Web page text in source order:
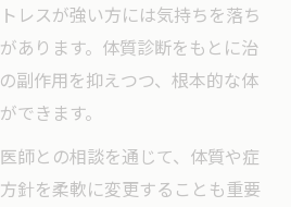
レスが強い方には気持ちを落ち
あります。体質診断をもとに治
副作用を抑えつつ、根本的な体
できます。
師との相談を通じて、体質や症
針を柔軟に変更することも重要